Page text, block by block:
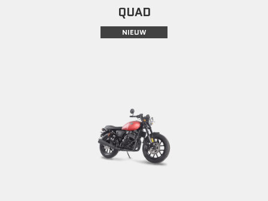
QUAD
NIEUW